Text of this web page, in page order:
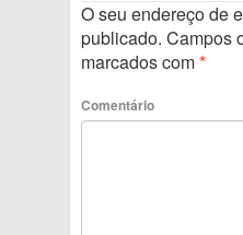
O seu endereço de
publicado. Campos
marcados com*
Comentário